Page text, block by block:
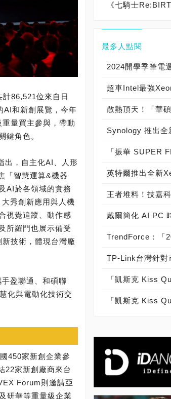
86,521位來自日
AI和新創展覽，今年
量買主參與，帶動
鍵角色。
出，自主化AI、人形
「智慧運算&機器
AI於各領域的實務
秀創新應用與人機
視覺追蹤、動作感
所羅門也展示備受
技術，體現台灣廠
盈聯通、和碩聯
化與電動化技術交
450家新創企業參
22家新創廠商來台
Forum則邀請亞
研華等重量級企業
最多人點閱